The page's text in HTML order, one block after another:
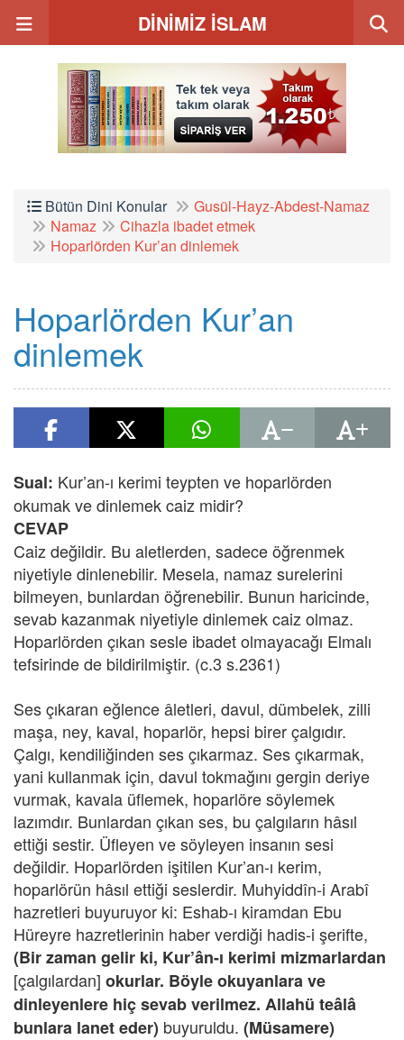
DİNİMİZ İSLAM
Bütün Dini Konular
Gusül-Hayz-Abdest-Namaz
Namaz
Cihazla ibadet etmek
Hoparlörden Kur’an dinlemek
Hoparlörden Kur’an
dinlemek
Sual: Kur’an-ı kerimi teypten ve hoparlörden
okumak ve dinlemek caiz midir?
CEVAP
Caiz değildir. Bu aletlerden, sadece öğrenmek
niyetiyle dinlenebilir. Mesela, namaz surelerini
bilmeyen, bunlardan öğrenebilir. Bunun haricinde,
sevab kazanmak niyetiyle dinlemek caiz olmaz.
Hoparlörden çıkan sesle ibadet olmayacağı Elmalı
tefsirinde de bildirilmiştir. (c.3 s.2361)
Ses çıkaran eğlence âletleri, davul, dümbelek, zilli
maşa, ney, kaval, hoparlör, hepsi birer çalgıdır.
Çalgı, kendiliğinden ses çıkarmaz. Ses çıkarmak,
yani kullanmak için, davul tokmağını gergin deriye
vurmak, kavala üflemek, hoparlöre söylemek
lazımdır. Bunlardan çıkan ses, bu çalgıların hâsıl
ettiği sestir. Üfleyen ve söyleyen insanın sesi
değildir. Hoparlörden işitilen Kur’an-ı kerim,
hoparlörün hâsıl ettiği seslerdir. Muhyiddîn-i Arabî
hazretleri buyuruyor ki: Eshab-ı kiramdan Ebu
Hüreyre hazretlerinin haber verdiği hadis-i şerifte,
(Bir zaman gelir ki, Kur’ân-ı kerimi mizmarlardan
[çalgılardan] okurlar. Böyle okuyanlara ve
dinleyenlere hiç sevab verilmez. Allahü teâlâ
bunlara lanet eder) buyuruldu. (Müsamere)